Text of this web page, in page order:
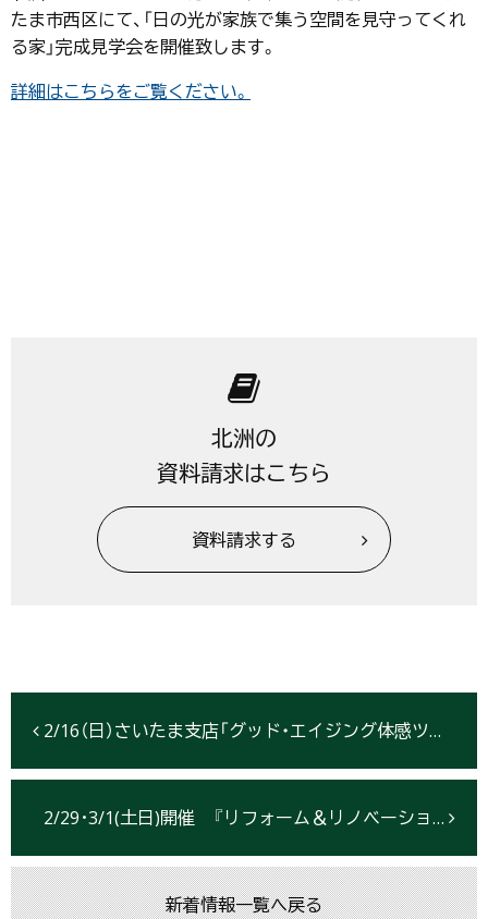
たま市西区にて、「日の光が家族で集う空間を見守ってくれ
る家」完成見学会を開催致します。
詳細はこちらをご覧ください。
北洲の
資料請求はこちら
資料請求する
2/16（日）さいたま支店「グッド・エイジング体感ツアー」開催
2/29･3/1(土日)開催 『リフォーム＆リノベーション フェスタ！』【仙台市】
新着情報一覧へ戻る